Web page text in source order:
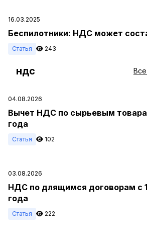
16.03.2025
Беспилотники: НДС может
Статья 243
ндс
04.08.2026
Вычет НДС по сырьевым
года
Статья 102
03.08.2026
НДС по длящимся договорам с
года
Статья 222